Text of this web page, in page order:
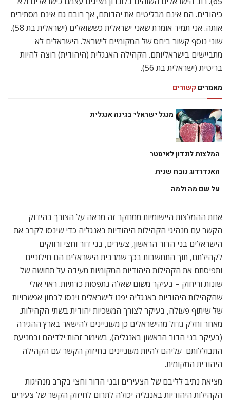
כיהודים. הם אינם מבליטים את יהדותם, אך רובם גם אינם מסתירים
אותה. אני תמיד אומרת שאני ישראלית כששואלים (ישראלית בת 58).
שוני נוסף קשור ביחס של המקומיים לישראל. הישראלים לא
מתביישים בישראליותם. הקהילה האנגלית (היהודית) רוצה להיות
בריטית (ישראלית בת 56).
מאמרים קשורים
מנגל ישראלי בגינה אנגלית
המלצות לונדון לאיסטר
האנדרדוג נובח שנית
על שם מה ולמה
אחת ההמלצות היישומיות ממחקר זה מראה על הצורך בהידוק
הקשר עם מנהיגי הקהילות היהודיות באנגליה כדי שינסו לקרב את
הישראלים בני הדור הראשון, צעירים, בני דור וחצי ורווקים
לקהילתם, תוך התחשבות בכך שמרבית הישראלים הם חילוניים
ותפיסתם את הקהילות היהודיות המקומיות מעידה על תחושה של
שונות וריחוק – בעיקר משום שאלה נתפסות כדתיות. ראוי אולי
שהקהילות היהודיות באנגליה יפנו לישראלים וינסו לבחון אפשרויות
של שיתוף פעולה, בעיקר לצורך המשכיות יהודית בשתי הקהילות.
מאחר וחלק גדול מהישראלים כן מעוניינים להישאר בארץ ההגירה
(בעיקר בני הדור הראשון באנגליה), בשימור זהות ילדיהם ובמניעת
התבוללותם  עליהם להיות מעוניינים בחיזוק הקשר עם הקהילה
היהודית המקומית.
מציאת נתיב לליבם של הצעירים ובני הדור וחצי בקרב מנהיגות
הקהילות היהודיות באנגליה יכולה לתרום לחיזוק הקשר של צעירים